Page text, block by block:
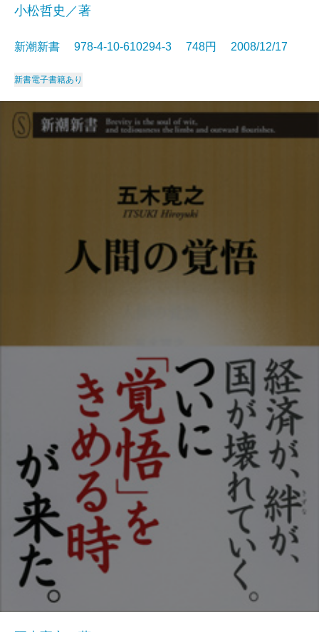
小松哲史／著
新潮新書 978-4-10-610294-3 748円 2008/12/17
新書電子書籍あり